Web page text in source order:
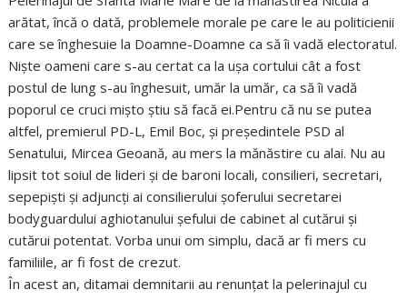
arătat, încă o dată, problemele morale pe care le au politicienii
care se înghesuie la Doamne-Doamne ca să îi vadă electoratul.
Nişte oameni care s-au certat ca la uşa cortului cât a fost
postul de lung s-au înghesuit, umăr la umăr, ca să îi vadă
poporul ce cruci mişto ştiu să facă ei.Pentru că nu se putea
altfel, premierul PD-L, Emil Boc, şi preşedintele PSD al
Senatului, Mircea Geoană, au mers la mănăstire cu alai. Nu au
lipsit tot soiul de lideri şi de baroni locali, consilieri, secretari,
sepepişti şi adjuncţi ai consilierului şoferului secretarei
bodyguardului aghiotanului şefului de cabinet al cutărui şi
cutărui potentat. Vorba unui om simplu, dacă ar fi mers cu
familiile, ar fi fost de crezut.
În acest an, ditamai demnitarii au renunţat la pelerinajul cu